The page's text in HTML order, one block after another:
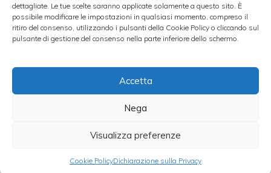
dettagliate. Le tue scelte saranno applicate solamente a questo sito. È
possibile modificare le impostazioni in qualsiasi momento, compreso il
ritiro del consenso, utilizzando i pulsanti della Cookie Policy o cliccando sul
pulsante di gestione del consenso nella parte inferiore dello schermo.
Accetta
Nega
Visualizza preferenze
Cookie PolicyDichiarazione sulla Privacy
in linea con le attese, ha ribadito che non
esiste la possibilità che si possa formare un
rispetto a quello attualmente in carica.
TIPI DI BROKER FOREX
Nel frattempo però non sono passate
inosservate le dichiarazioni del Presidente